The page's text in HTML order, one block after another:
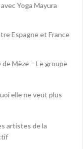
Yoga Mayura
Espagne et France
de Mèze – Le groupe
elle ne veut plus
artistes de la